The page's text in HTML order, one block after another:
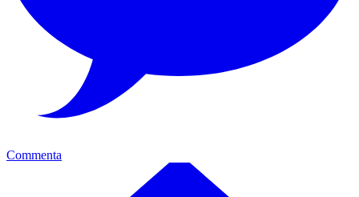
Commenta